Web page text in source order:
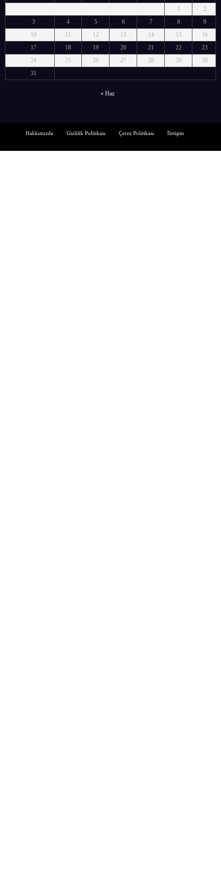
1
2
3
4 5 6 7 8
9
10
11 12 13 14 15
16
17
18 19 20 21 22
23
24
25 26 27 28 29
30
31
« Haz
Hakkımızda Gizlilik Politikası Çerez Politikası İletişim